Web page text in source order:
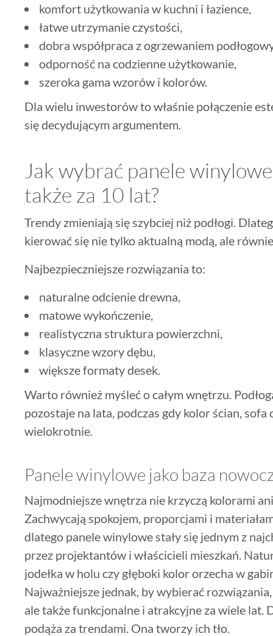
komfort użytkowania w kuchni i łazience,
łatwe utrzymanie czystości,
dobra współpraca z ogrzewaniem
odporność na codzienne użytkowanie,
szeroka gama wzorów i kolorów.
Dla wielu inwestorów to właśnie połączenie
się decydującym argumentem.
Jak wybrać panele
także za 10 lat?
Trendy zmieniają się szybciej niż podłogi.
kierować się nie tylko aktualną modą, ale
Najbezpieczniejsze rozwiązania to:
naturalne odcienie drewna,
matowe wykończenie,
realistyczna struktura powierzchni,
klasyczne wzory dębu,
większe formaty desek.
Warto również myśleć o całym wnętrzu.
pozostaje na lata, podczas gdy kolor ścian,
wielokrotnie.
Panele winylowe jako baza
Najmodniejsze wnętrza nie krzyczą kolorami
Zachwycają spokojem, proporcjami i
dlatego panele winylowe stały się jednym z
przez projektantów i właścicieli mieszkań.
jodełka w holu czy głęboki kolor orzecha w
Najważniejsze jednak, by wybierać
ale także funkcjonalne i atrakcyjne za wiele lat.
podąża za trendami. Ona tworzy ich tło.